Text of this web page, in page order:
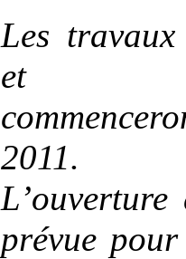
Les
et
2011.
prévue